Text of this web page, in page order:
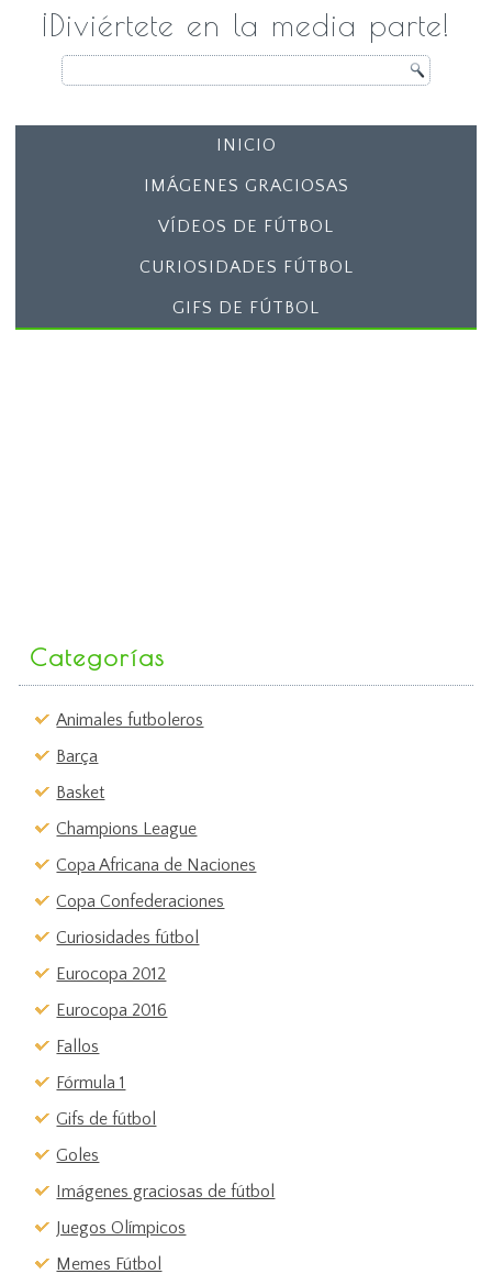
¡Diviértete en la media parte!
INICIO
IMÁGENES GRACIOSAS
VÍDEOS DE FÚTBOL
CURIOSIDADES FÚTBOL
GIFS DE FÚTBOL
Categorías
Animales futboleros
Barça
Basket
Champions League
Copa Africana de Naciones
Copa Confederaciones
Curiosidades fútbol
Eurocopa 2012
Eurocopa 2016
Fallos
Fórmula 1
Gifs de fútbol
Goles
Imágenes graciosas de fútbol
Juegos Olímpicos
Memes Fútbol